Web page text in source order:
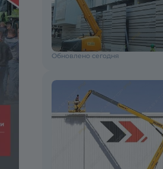
Обновлено сегодня